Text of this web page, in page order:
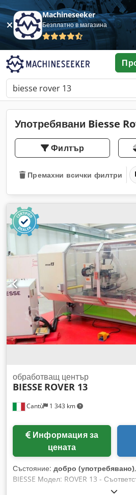
Machineseeker
Безплатно в магазина
Употребявани Biesse
Филтър
Премахни всички филтри
Cantù 1 343 km
обработващ център
BIESSE ROVER 13
Информация за
цената
Състояние: добро (употребявано)
BIESSE Модел: ROVER 13 -
Chsdpfxjzgtivj Ahbea CNC